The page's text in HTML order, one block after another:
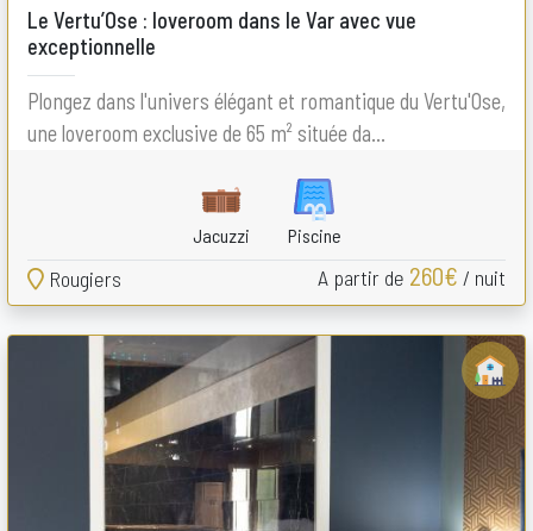
Le Vertu’Ose : loveroom dans le Var avec vue
exceptionnelle
Plongez dans l'univers élégant et romantique du Vertu'Ose,
une loveroom exclusive de 65 m² située da...
Jacuzzi Piscine
Rougiers A partir de 260€ / nuit